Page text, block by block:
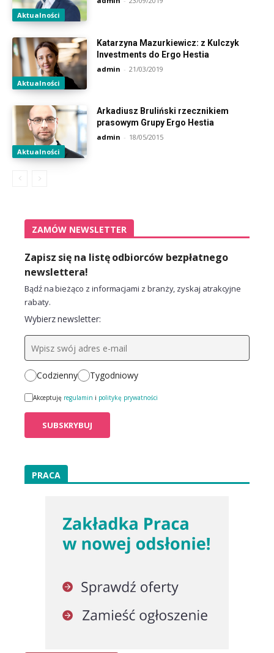
Aktualności
Aktualności
Katarzyna Mazurkiewicz: z Kulczyk
Investments do Ergo Hestia
admin - 21/03/2019
Aktualności
Arkadiusz Bruliński rzecznikiem
prasowym Grupy Ergo Hestia
admin - 18/05/2015
ZAMÓW NEWSLETTER
Zapisz się na listę odbiorców bezpłatnego
newslettera!
Bądź na bieżąco z informacjami z branży, zyskaj atrakcyjne
rabaty.
Wybierz newsletter:
Codzienny Tygodniowy
Akceptuję regulamin i politykę prywatności
PRACA